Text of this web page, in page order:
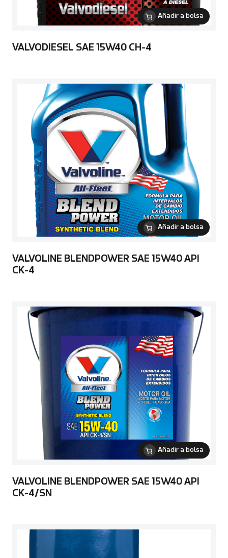
Añadir a bolsa
VALVODIESEL SAE 15W40 CH-4
Añadir a bolsa
VALVOLINE BLENDPOWER SAE 15W40 API
CK-4
Añadir a bolsa
VALVOLINE BLENDPOWER SAE 15W40 API
CK-4/SN